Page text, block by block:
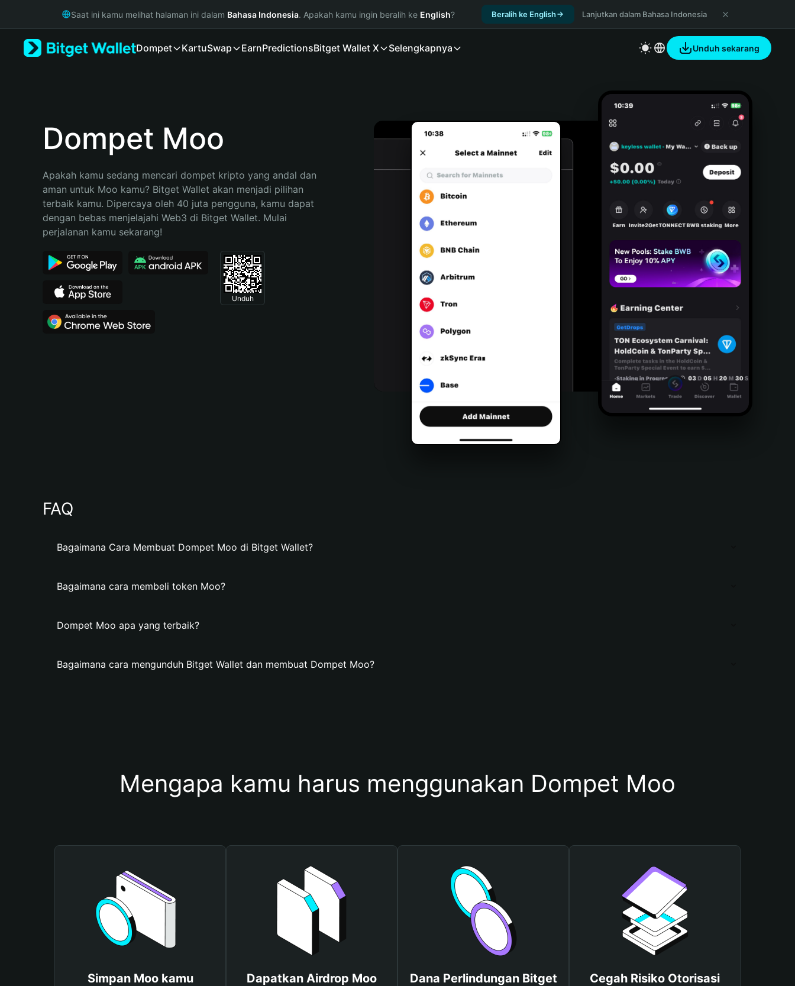
Русский
Bahasa Indonesia
Español (Argentina)
Saat ini kamu melihat halaman ini dalam Bahasa Indonesia. Apakah kamu ingin beralih ke English? Beralih ke English Lanjutkan dalam Bahasa Indonesia
Dompet KartuSwap EarnPredictionsBitget Wallet X Selengkapnya Unduh sekarang
Dompet Moo
Apakah kamu sedang mencari dompet kripto yang andal dan
aman untuk Moo kamu? Bitget Wallet akan menjadi pilihan
terbaik kamu. Dipercaya oleh 40 juta pengguna, kamu dapat
dengan bebas menjelajahi Web3 di Bitget Wallet. Mulai
perjalanan kamu sekarang!
Unduh
FAQ
Bagaimana Cara Membuat Dompet Moo di Bitget Wallet?
Bagaimana cara membeli token Moo?
Dompet Moo apa yang terbaik?
Bagaimana cara mengunduh Bitget Wallet dan membuat Dompet Moo?
Mengapa kamu harus menggunakan Dompet Moo
Simpan Moo kamu
Dapatkan Airdrop Moo
Dana Perlindungan Bitget
Cegah Risiko Otorisasi